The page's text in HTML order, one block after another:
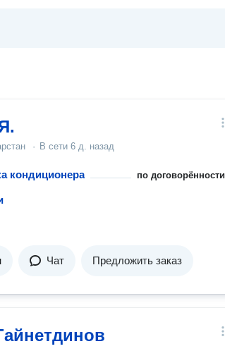
· В сети 6 д. назад
кондиционера по договорённости
Чат Предложить заказ